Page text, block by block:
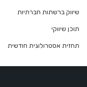
שיווק ברשתות חברתיות
תוכן שיווקי
תחזית אסטרולוגית חודשית